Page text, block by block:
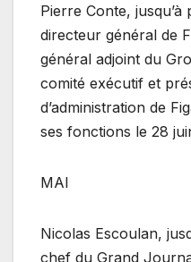
Pierre Conte,
directeur général de
général adjoint du
comité exécutif et
d’administration de
ses fonctions le 28
MAI
Nicolas Escoulan,
chef du Grand